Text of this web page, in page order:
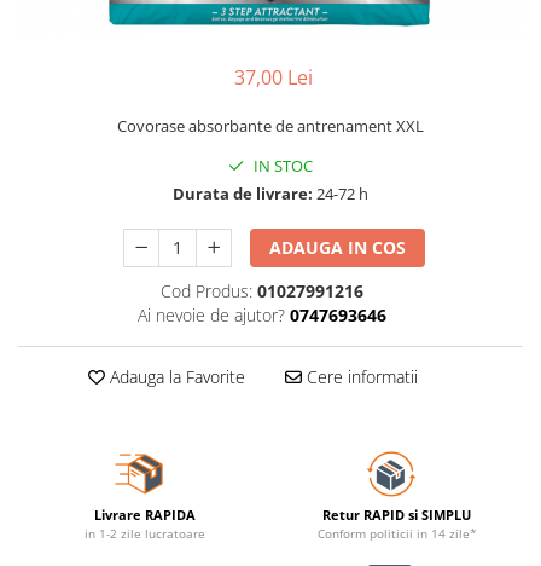
37,00 Lei
Covorase absorbante de antrenament XXL
IN STOC
Durata de livrare: 24-72 h
ADAUGA IN COS
Cod Produs: 01027991216
Ai nevoie de ajutor? 0747693646
Adauga la Favorite Cere informatii
Livrare RAPIDA
in 1-2 zile lucratoare
Retur RAPID si SIMPLU
Conform politicii in 14 zile*